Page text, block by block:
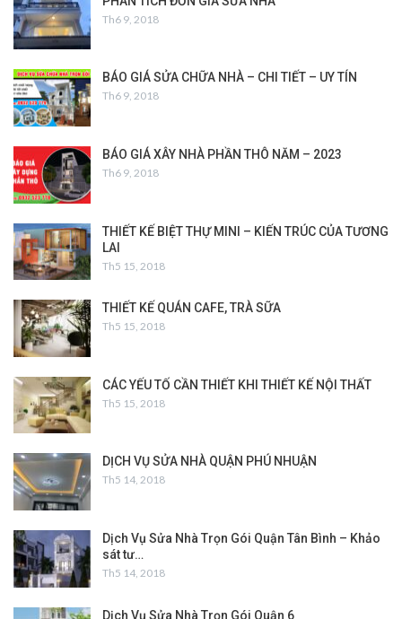
Th6 9, 2018
BÁO GIÁ SỬA CHỮA NHÀ – CHI TIẾT – UY TÍN
Th6 9, 2018
BÁO GIÁ XÂY NHÀ PHẦN THÔ NĂM – 2023
Th6 9, 2018
THIẾT KẾ BIỆT THỰ MINI – KIẾN TRÚC CỦA TƯƠNG
LAI
Th5 15, 2018
THIẾT KẾ QUÁN CAFE, TRÀ SỮA
Th5 15, 2018
CÁC YẾU TỐ CẦN THIẾT KHI THIẾT KẾ NỘI THẤT
Th5 15, 2018
DỊCH VỤ SỬA NHÀ QUẬN PHÚ NHUẬN
Th5 14, 2018
Dịch Vụ Sửa Nhà Trọn Gói Quận Tân Bình – Khảo
sát tư…
Th5 14, 2018
Dịch Vụ Sửa Nhà Trọn Gói Quận 6